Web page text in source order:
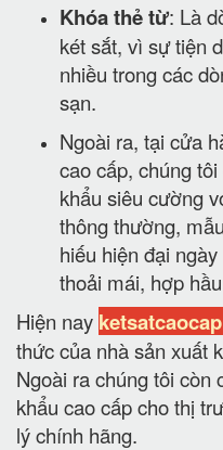
Khóa thẻ từ: Là
két sắt, vì sự tiện
nhiều trong các
sạn.
Ngoài ra, tại cửa
cao cấp, chúng
khẩu siêu cường
thông thường,
hiếu hiện đại
thoải mái, hợp
Hiện nay
thức của nhà sản xuất
Ngoài ra chúng tôi còn
khẩu cao cấp cho thị
lý chính hãng.